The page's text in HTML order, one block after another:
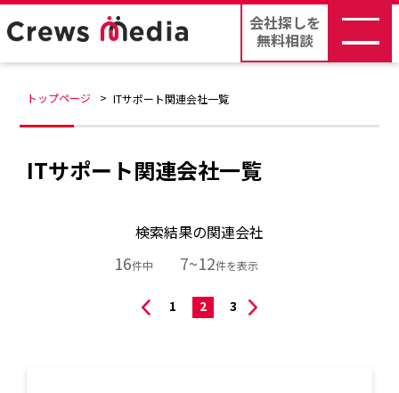
会社探しを
無料相談
トップページ ITサポート関連会社一覧
ITサポート関連会社一覧
検索結果の関連会社
16件中 7~12件を表示
1 2 3